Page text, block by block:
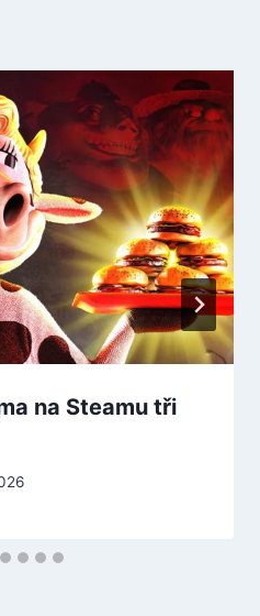
na Steamu tři